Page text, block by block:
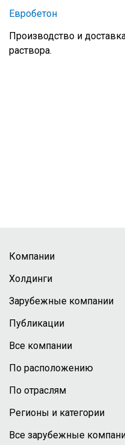
Евробетон
Производство и
раствора.
Компании
Холдинги
Зарубежные компании
Публикации
Все компании
По расположению
По отраслям
Регионы и категории
Все зарубежные